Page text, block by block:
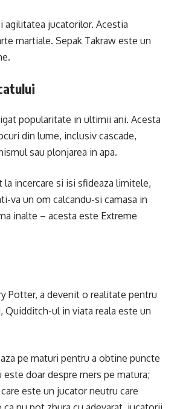
agilitatea jucatorilor. Acestia
martiale. Sepak Takraw este un
popularitate in ultimii ani. Acesta
din lume, inclusiv cascade,
sau plonjarea in apa.
incercare si isi sfideaza limitele,
va un om calcandu-si camasa in
inalte – acesta este Extreme
Potter, a devenit o realitate pentru
ul in viata reala este un
pe maturi pentru a obtine puncte
doar despre mers pe matura;
este un jucator neutru care